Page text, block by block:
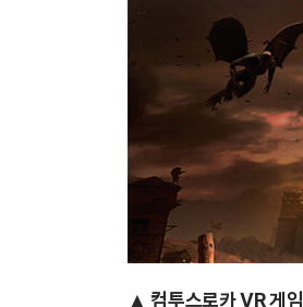
▲ 컴투스로카 VR 게임